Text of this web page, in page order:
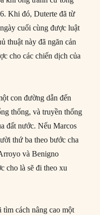
Khi đó, Duterte đã từ
cuối cùng được luật
thuật này đã ngăn cản
cho các chiến dịch của
con đường dẫn đến
thống, và truyền thống
đất nước. Nếu Marcos
thứ ba theo bước cha
và Benigno
cho là sẽ đi theo xu
cách nâng cao một